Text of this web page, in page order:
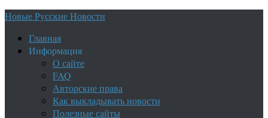
Новые Русские Новости
Главная
Информация
О сайте
FAQ
Авторские права
Как выкладывать новости
Полезные сайты